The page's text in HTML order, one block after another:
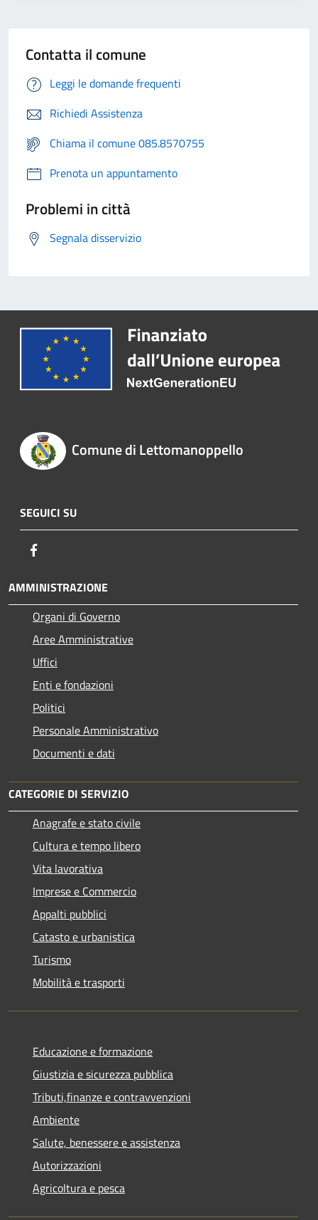
Contatta il comune
Leggi le domande frequenti
Richiedi Assistenza
Chiama il comune 085.8570755
Prenota un appuntamento
Problemi in città
Segnala disservizio
Comune di Lettomanoppello
SEGUICI SU
AMMINISTRAZIONE
Organi di Governo
Aree Amministrative
Uffici
Enti e fondazioni
Politici
Personale Amministrativo
Documenti e dati
CATEGORIE DI SERVIZIO
Anagrafe e stato civile
Cultura e tempo libero
Vita lavorativa
Imprese e Commercio
Appalti pubblici
Catasto e urbanistica
Turismo
Mobilità e trasporti
Educazione e formazione
Giustizia e sicurezza pubblica
Tributi,finanze e contravvenzioni
Ambiente
Salute, benessere e assistenza
Autorizzazioni
Agricoltura e pesca